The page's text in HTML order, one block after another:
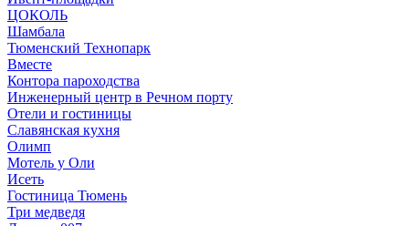
ЦОКОЛЬ
Шамбала
Тюменский Технопарк
Вместе
Контора пароходства
Инженерный центр в Речном порту
Отели и гостиницы
Славянская кухня
Олимп
Мотель у Оли
Исеть
Гостиница Тюмень
Три медведя